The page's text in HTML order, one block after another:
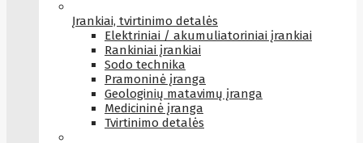
Įrankiai, tvirtinimo detalės
Elektriniai / akumuliatoriniai įrankiai
Rankiniai įrankiai
Sodo technika
Pramoninė įranga
Geologinių matavimų įranga
Medicininė įranga
Tvirtinimo detalės